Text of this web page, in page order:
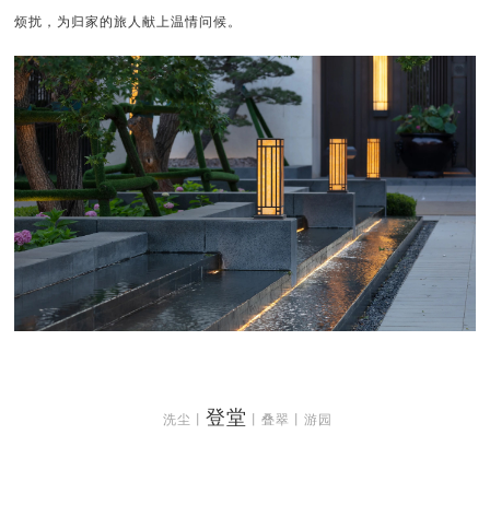
烦扰，为归家的旅人献上温情问候。
洗尘丨 登堂 丨叠翠丨游园